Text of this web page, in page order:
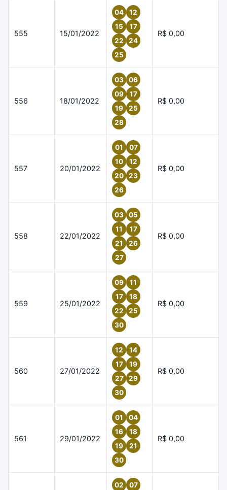
555 15/01/2022
04
12
15
17
22
24
25
R$ 0,00
556 18/01/2022
03
06
09
17
19
25
28
R$ 0,00
557 20/01/2022
01
07
10
12
20
23
26
R$ 0,00
558 22/01/2022
03
05
11
17
21
26
27
R$ 0,00
559 25/01/2022
09
11
17
18
22
25
30
R$ 0,00
560 27/01/2022
12
14
17
19
27
29
30
R$ 0,00
561 29/01/2022
01
04
16
18
19
21
30
R$ 0,00
02
07